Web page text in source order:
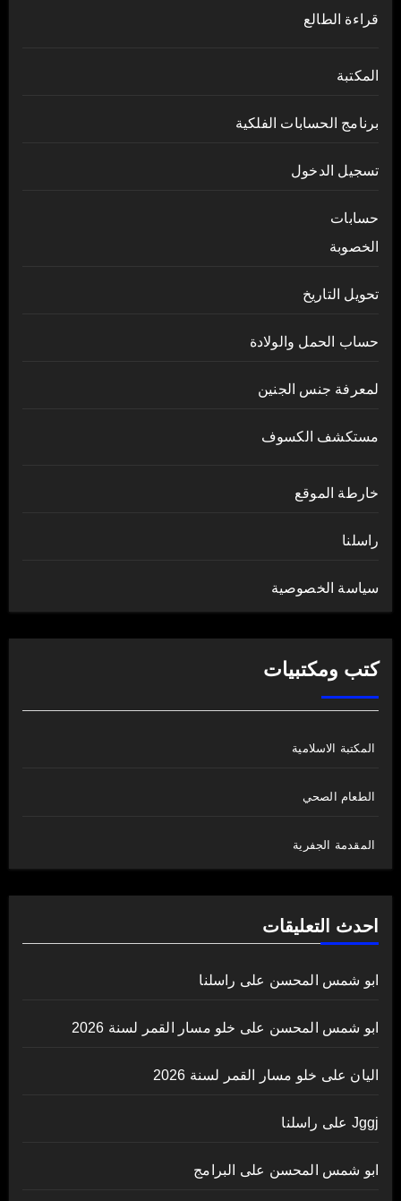
قراءة الطالع
المكتبة
برنامج الحسابات الفلكية
تسجيل الدخول
حسابات
الخصوبة
تحويل التاريخ
حساب الحمل والولادة
لمعرفة جنس الجنين
مستكشف الكسوف
خارطة الموقع
راسلنا
سياسة الخصوصية
كتب ومكتبيات
المكتبة الاسلامية
الطعام الصحي
المقدمة الجفرية
احدث التعليقات
ابو شمس المحسن على راسلنا
ابو شمس المحسن على خلو مسار القمر لسنة 2026
اليان على خلو مسار القمر لسنة 2026
Jggj على راسلنا
ابو شمس المحسن على البرامج